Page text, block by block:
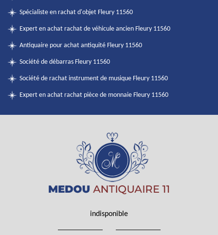
Spécialiste en rachat d'objet Fleury 11560
Expert en achat rachat de véhicule ancien Fleury 11560
Antiquaire pour achat antiquité Fleury 11560
Société de débarras Fleury 11560
Société de rachat instrument de musique Fleury 11560
Expert en achat rachat pièce de monnaie Fleury 11560
indisponible